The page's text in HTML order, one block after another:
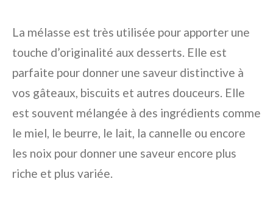
La mélasse est très utilisée pour apporter une
touche d’originalité aux desserts. Elle est
parfaite pour donner une saveur distinctive à
vos gâteaux, biscuits et autres douceurs. Elle
est souvent mélangée à des ingrédients comme
le miel, le beurre, le lait, la cannelle ou encore
les noix pour donner une saveur encore plus
riche et plus variée.